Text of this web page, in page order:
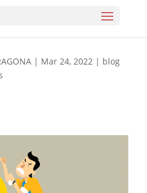
| Mar 24, 2022| blog